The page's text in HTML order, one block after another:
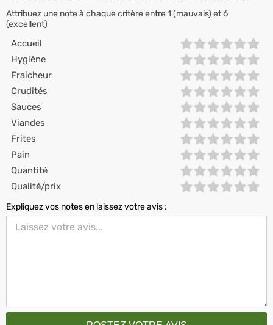
Attribuez une note à chaque critère entre 1 (mauvais) et 6
(excellent)
Accueil
Hygiène
Fraicheur
Crudités
Sauces
Viandes
Frites
Pain
Quantité
Qualité/prix
Expliquez vos notes en laissez votre avis :